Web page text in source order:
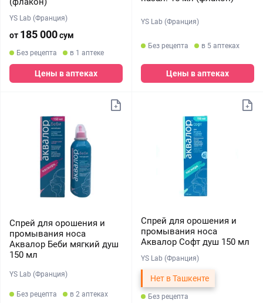
YS Lab (Франция)
от 185 000сум
Без рецепта в 1 аптеке
Цены в аптеках
YS Lab (Франция)
Без рецепта в 5 аптеках
Цены в аптеках
Спрей для орошения и
промывания носа
Аквалор Беби мягкий душ
150 мл
YS Lab (Франция)
Без рецепта в 2 аптеках
Спрей для орошения и
промывания носа
Аквалор Софт душ 150 мл
YS Lab (Франция)
Нет в Ташкенте
Без рецепта